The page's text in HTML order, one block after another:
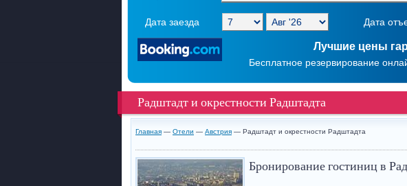
Дата заезда Дата
Лучшие цены
Бесплатное резервирование
Радштадт и окрестности Радштадта
Главная — Отели — Австрия — Радштадт и окрестности Радштадта
Бронирование гостиниц в